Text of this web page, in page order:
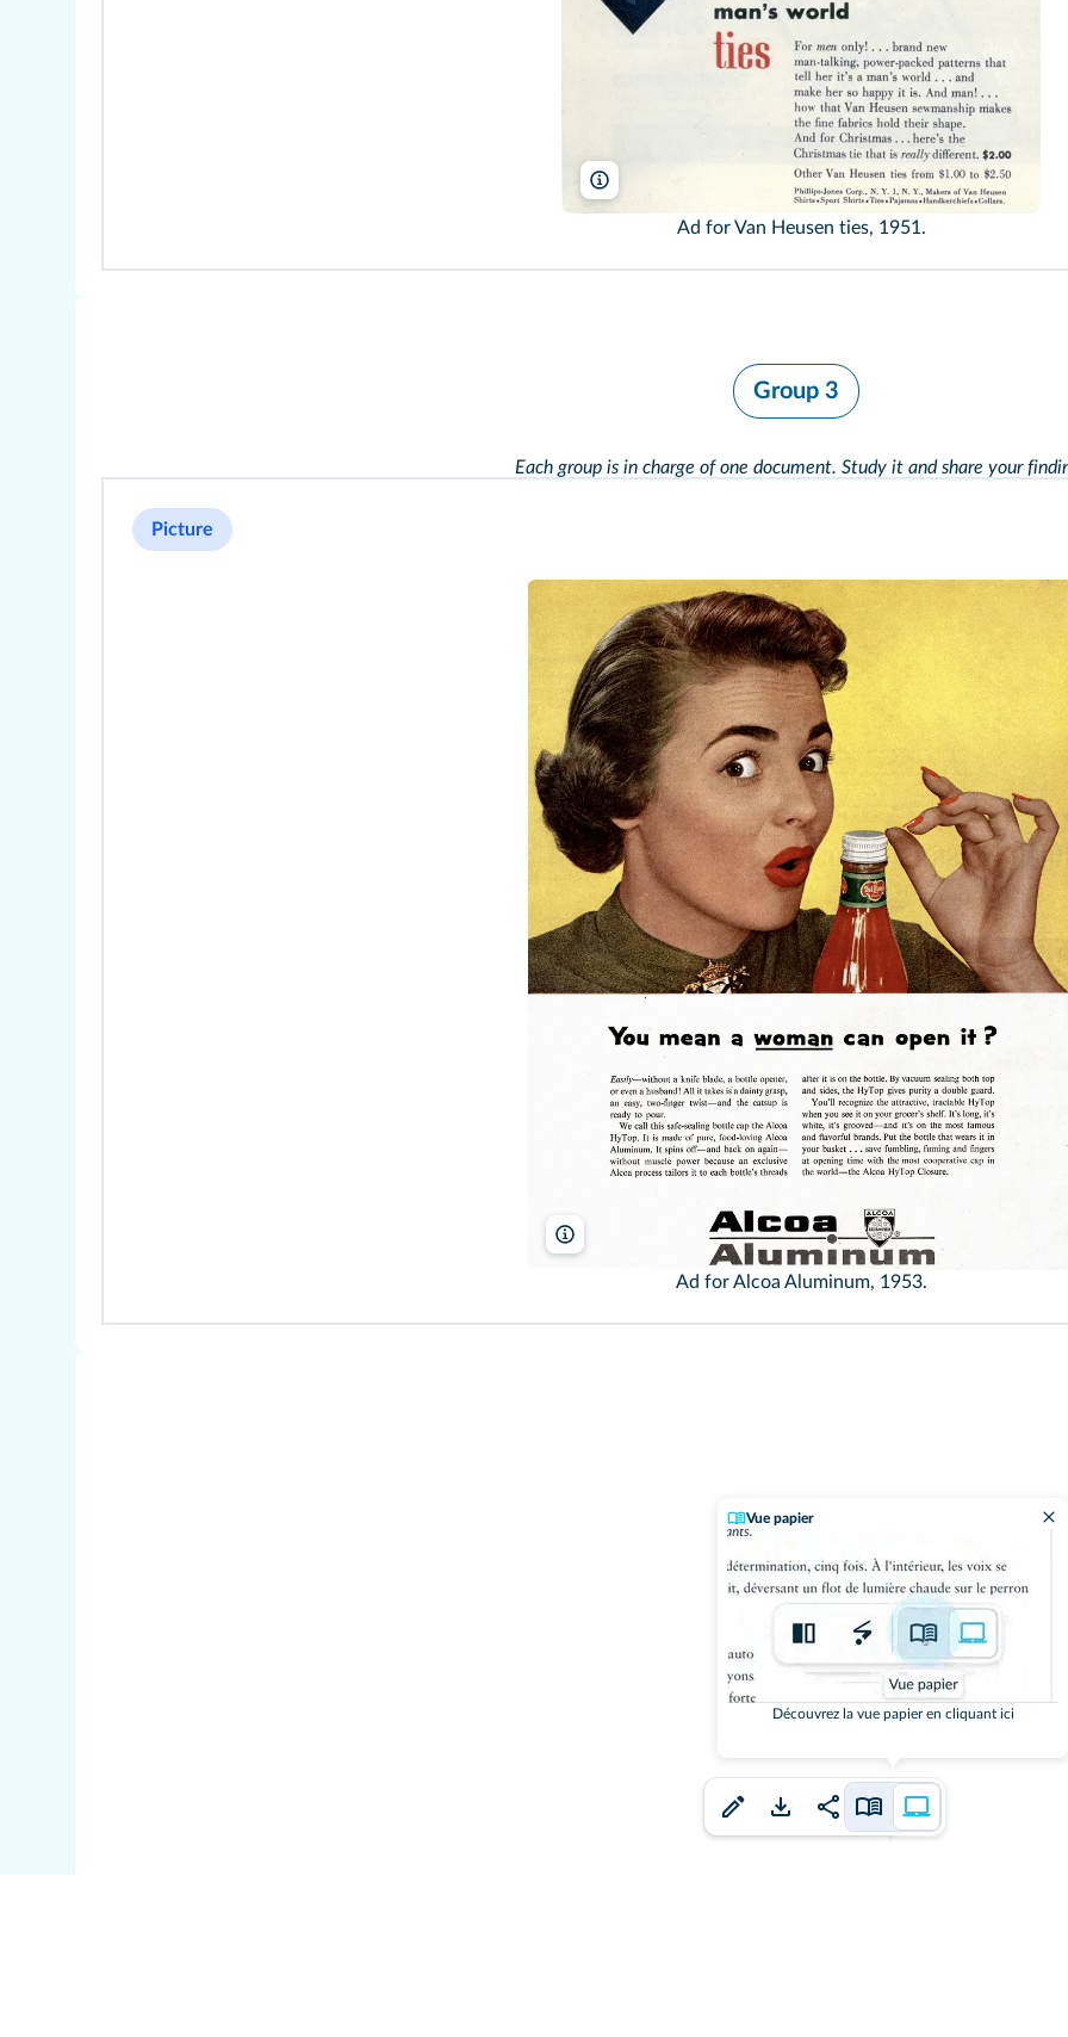
Vue papier
Découvrez la vue papier en cliquant ici
Ad for Van Heusen ties, 1951.
Group 3
Each group is in charge of one document. Study it andshare your
Picture
Ad for Alcoa Aluminum, 1953.